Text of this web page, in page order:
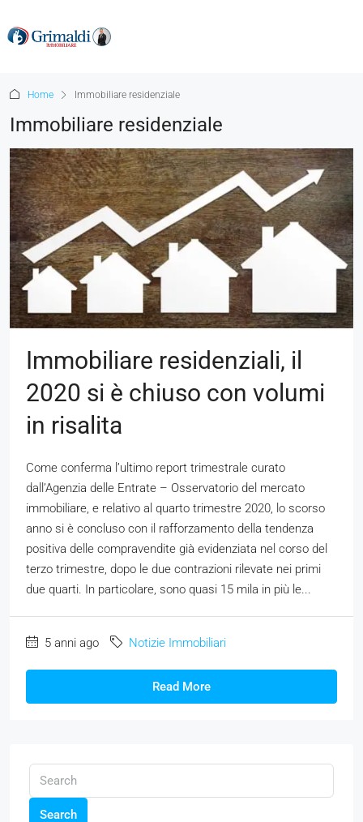
Home Immobiliare residenziale
Immobiliare residenziale
Immobiliare residenziali, il
2020 si è chiuso con volumi
in risalita
Come conferma l’ultimo report trimestrale curato
dall’Agenzia delle Entrate – Osservatorio del mercato
immobiliare, e relativo al quarto trimestre 2020, lo scorso
anno si è concluso con il rafforzamento della tendenza
positiva delle compravendite già evidenziata nel corso del
terzo trimestre, dopo le due contrazioni rilevate nei primi
due quarti. In particolare, sono quasi 15 mila in più le...
5 anni ago Notizie Immobiliari
Read More
Search